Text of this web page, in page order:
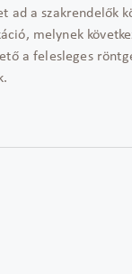
ad a szakrendelők
melynek
a felesleges